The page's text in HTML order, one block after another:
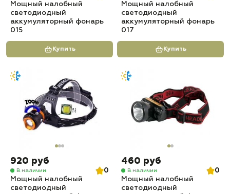
Мощный налобный
светодиодный
аккумуляторный фонарь
015
Купить
Мощный налобный
светодиодный
аккумуляторный фонарь
017
Купить
920 руб
В наличии
0
Мощный налобный
светодиодный
460 руб
В наличии
0
Мощный налобный
светодиодный